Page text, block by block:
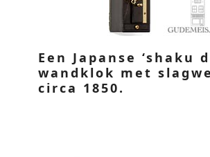
Een Japanse ‘shaku
wandklok met
circa 1850.